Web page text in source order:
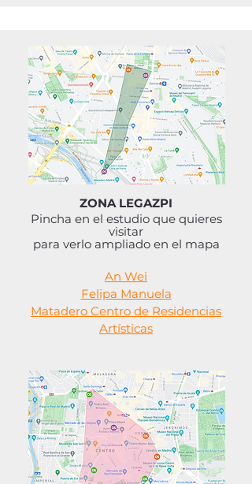
ZONA LEGAZPI
Pincha en el estudio que quieres
visitar
para verlo ampliado en el mapa
An Wei
Felipa Manuela
Matadero Centro de Residencias
Artísticas